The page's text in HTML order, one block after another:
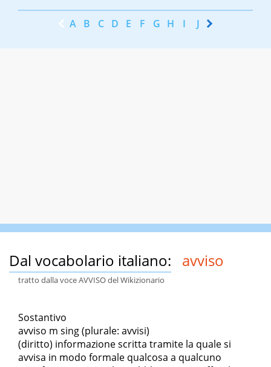
A B C D E F G H I J K
Dal vocabolario italiano: avviso
tratto dalla voce AVVISO del Wikizionario
Sostantivo
avviso m sing (plurale: avvisi)
(diritto) informazione scritta tramite la quale si
avvisa in modo formale qualcosa a qualcuno